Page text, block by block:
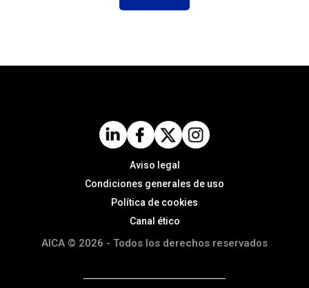
Aviso legal
Condiciones generales de uso
Política de cookies
Canal ético
AICA © 2026 - Todos los derechos reservados